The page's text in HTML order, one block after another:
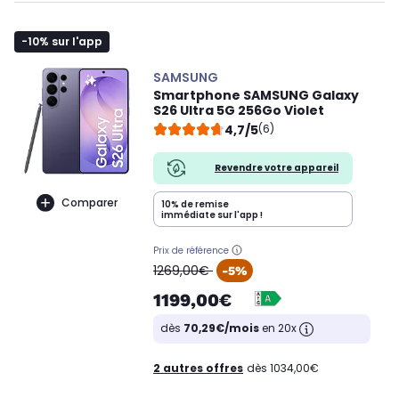
-10% sur l'app
Comparer
SAMSUNG
Smartphone SAMSUNG Galaxy
S26 Ultra 5G 256Go Violet
4,7/5(6)
Revendre votre appareil
10% de remise
immédiate sur l'app !
Prix de référence
oldPrice
1269,00€ -5%
1199,00€
dès 70,29€/moisen 20x
2 autres offres dès 1034,00€